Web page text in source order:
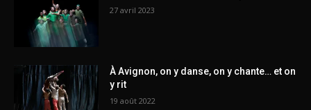
27 avril 2023
À Avignon, on y danse, on y chante… et on
y rit
19 août 2022